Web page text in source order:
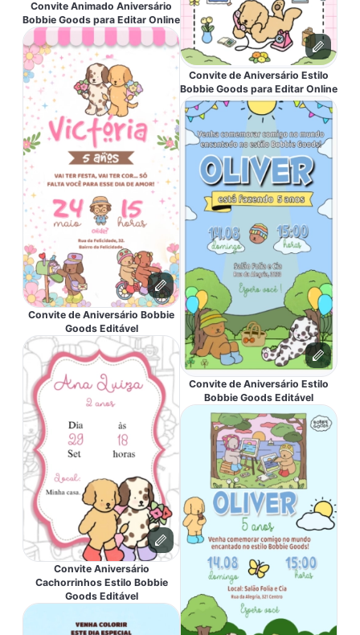
Convite Animado Aniversário
Bobbie Goods para Editar Online
Convite de Aniversário Bobbie
Goods Editável
Convite Aniversário
Cachorrinhos Estilo Bobbie
Goods Editável
Convite de Aniversário Estilo
Bobbie Goods para Editar Online
Convite de Aniversário Estilo
Bobbie Goods Editável